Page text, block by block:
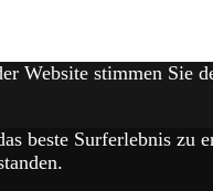
Website stimmen Sie
beste Surferlebnis zu